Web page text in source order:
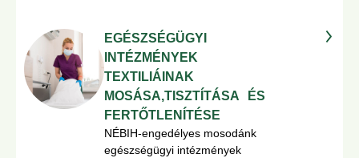
EGÉSZSÉGÜGYI
INTÉZMÉNYEK
TEXTILIÁINAK
MOSÁSA,TISZTÍTÁSA ÉS
FERTŐTLENÍTÉSE
NÉBIH-engedélyes mosodánk
egészségügyi intézmények